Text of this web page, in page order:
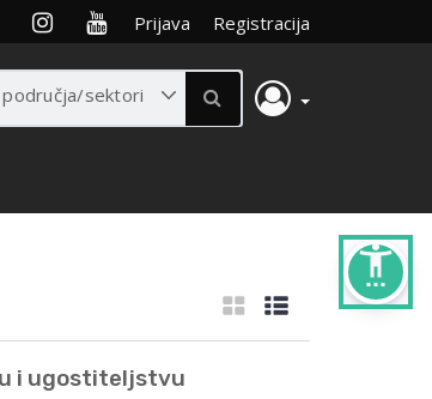
settings_accessibility
Prijava Registracija
i ugostiteljstvu